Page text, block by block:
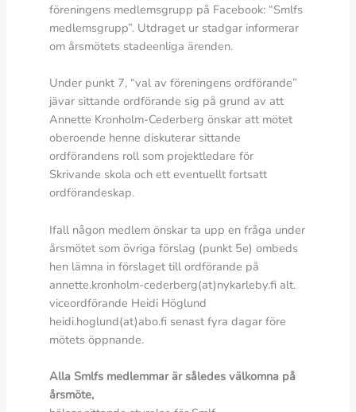
föreningens medlemsgrupp på Facebook: “Smlfs
medlemsgrupp”. Utdraget ur stadgar informerar
om årsmötets stadeenliga ärenden.
Under punkt 7, “val av föreningens ordförande”
jävar sittande ordförande sig på grund av att
Annette Kronholm-Cederberg önskar att mötet
oberoende henne diskuterar sittande
ordförandens roll som projektledare för
Skrivande skola och ett eventuellt fortsatt
ordförandeskap.
Ifall någon medlem önskar ta upp en fråga under
årsmötet som övriga förslag (punkt 5e) ombeds
hen lämna in förslaget till ordförande på
annette.kronholm-cederberg(at)nykarleby.fi alt.
viceordförande Heidi Höglund
heidi.hoglund(at)abo.fi senast fyra dagar före
mötets öppnande.
Alla Smlfs medlemmar är således välkomna på
årsmöte,